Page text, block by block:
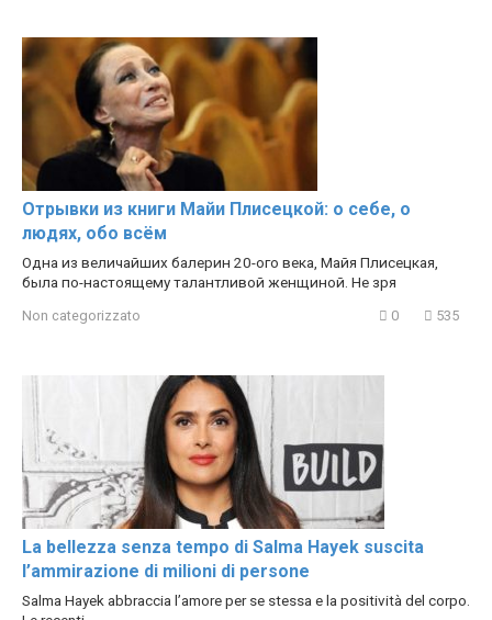
Отрывки из книги Майи Плисецкой: о себе, о
людях, обо всём
Одна из величайших балерин 20-ого века, Майя Плисецкая,
была по-настоящему талантливой женщиной. Не зря
Non categorizzato 0 535
La bellezza senza tempo di Salma Hayek suscita
l’ammirazione di milioni di persone
Salma Hayek abbraccia l’amore per se stessa e la positività del corpo.